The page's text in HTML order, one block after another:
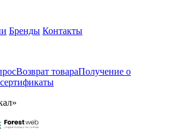
Бренды Контакты
Возврат товараПолучение о